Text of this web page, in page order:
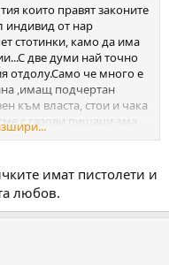
които правят законите
индивид от нар
стотинки, камо да има
две думи най точно
отдолу.Само че много е
,имащ подчертан
към власта, стои и чака
с газови пищаци ама
,научил съм и двете
имат пистолети и
любов.